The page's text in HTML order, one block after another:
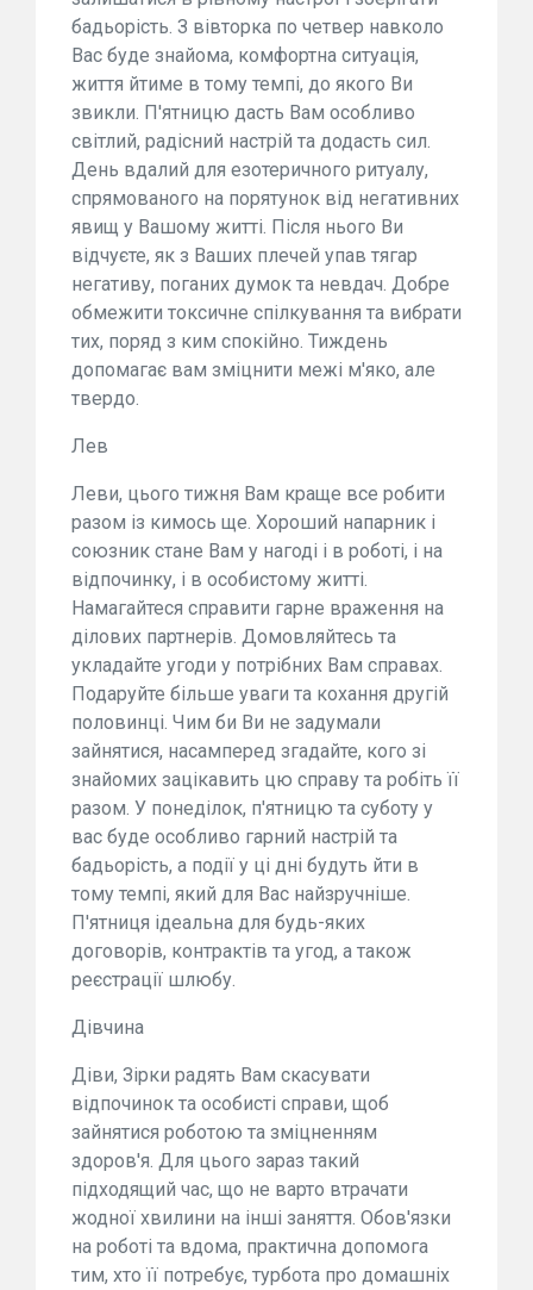
бадьорість. З вівторка по четвер навколо
Вас буде знайома, комфортна ситуація,
життя йтиме в тому темпі, до якого Ви
звикли. П'ятницю дасть Вам особливо
світлий, радісний настрій та додасть сил.
День вдалий для езотеричного ритуалу,
спрямованого на порятунок від негативних
явищ у Вашому житті. Після нього Ви
відчуєте, як з Ваших плечей упав тягар
негативу, поганих думок та невдач. Добре
обмежити токсичне спілкування та вибрати
тих, поряд з ким спокійно. Тиждень
допомагає вам зміцнити межі м'яко, але
твердо.
Лев
Леви, цього тижня Вам краще все робити
разом із кимось ще. Хороший напарник і
союзник стане Вам у нагоді і в роботі, і на
відпочинку, і в особистому житті.
Намагайтеся справити гарне враження на
ділових партнерів. Домовляйтесь та
укладайте угоди у потрібних Вам справах.
Подаруйте більше уваги та кохання другій
половинці. Чим би Ви не задумали
зайнятися, насамперед згадайте, кого зі
знайомих зацікавить цю справу та робіть її
разом. У понеділок, п'ятницю та суботу у
вас буде особливо гарний настрій та
бадьорість, а події у ці дні будуть йти в
тому темпі, який для Вас найзручніше.
П'ятниця ідеальна для будь-яких
договорів, контрактів та угод, а також
реєстрації шлюбу.
Дівчина
Діви, Зірки радять Вам скасувати
відпочинок та особисті справи, щоб
зайнятися роботою та зміцненням
здоров'я. Для цього зараз такий
підходящий час, що не варто втрачати
жодної хвилини на інші заняття. Обов'язки
на роботі та вдома, практична допомога
тим, хто її потребує, турбота про домашніх